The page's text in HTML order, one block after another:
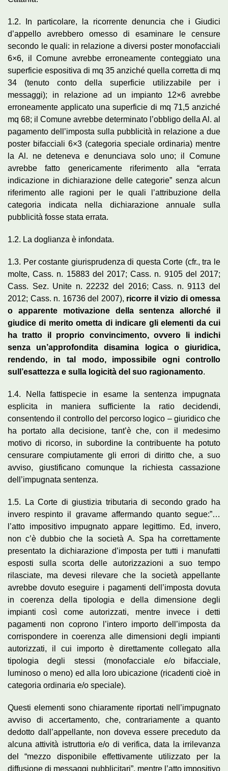
1.2. In particolare, la ricorrente denuncia che i Giudici
d’appello avrebbero omesso di esaminare le censure
secondo le quali: in relazione a diversi poster monofacciali
6×6, il Comune avrebbe erroneamente conteggiato una
superficie espositiva di mq 35 anziché quella corretta di mq
34 (tenuto conto della superficie utilizzabile per i
messaggi); in relazione ad un impianto 12×6 avrebbe
erroneamente applicato una superficie di mq 71,5 anziché
mq 68; il Comune avrebbe determinato l’obbligo della Al. al
pagamento dell’imposta sulla pubblicità in relazione a due
poster bifacciali 6×3 (categoria speciale ordinaria) mentre
la Al. ne deteneva e denunciava solo uno; il Comune
avrebbe fatto genericamente riferimento alla “errata
indicazione in dichiarazione delle categorie” senza alcun
riferimento alle ragioni per le quali l’attribuzione della
categoria indicata nella dichiarazione annuale sulla
pubblicità fosse stata errata.
1.2. La doglianza è infondata.
1.3. Per costante giurisprudenza di questa Corte (cfr., tra le
molte, Cass. n. 15883 del 2017; Cass. n. 9105 del 2017;
Cass. Sez. Unite n. 22232 del 2016; Cass. n. 9113 del
2012; Cass. n. 16736 del 2007), ricorre il vizio di omessa
o apparente motivazione della sentenza allorché il
giudice di merito ometta di indicare gli elementi da cui
ha tratto il proprio convincimento, ovvero li indichi
senza un’approfondita disamina logica o giuridica,
rendendo, in tal modo, impossibile ogni controllo
sull’esattezza e sulla logicità del suo ragionamento.
1.4. Nella fattispecie in esame la sentenza impugnata
esplicita in maniera sufficiente la ratio decidendi,
consentendo il controllo del percorso logico – giuridico che
ha portato alla decisione, tant’è che, con il medesimo
motivo di ricorso, in subordine la contribuente ha potuto
censurare compiutamente gli errori di diritto che, a suo
avviso, giustificano comunque la richiesta cassazione
dell’impugnata sentenza.
1.5. La Corte di giustizia tributaria di secondo grado ha
invero respinto il gravame affermando quanto segue:”…
l’atto impositivo impugnato appare legittimo. Ed, invero,
non c’è dubbio che la società A. Spa ha correttamente
presentato la dichiarazione d’imposta per tutti i manufatti
esposti sulla scorta delle autorizzazioni a suo tempo
rilasciate, ma devesi rilevare che la società appellante
avrebbe dovuto eseguire i pagamenti dell’imposta dovuta
in coerenza della tipologia e della dimensione degli
impianti così come autorizzati, mentre invece i detti
pagamenti non coprono l’intero importo dell’imposta da
corrispondere in coerenza alle dimensioni degli impianti
autorizzati, il cui importo è direttamente collegato alla
tipologia degli stessi (monofacciale e/o bifacciale,
luminoso o meno) ed alla loro ubicazione (ricadenti cioè in
categoria ordinaria e/o speciale).
Questi elementi sono chiaramente riportati nell’impugnato
avviso di accertamento, che, contrariamente a quanto
dedotto dall’appellante, non doveva essere preceduto da
alcuna attività istruttoria e/o di verifica, data la irrilevanza
del “mezzo disponibile effettivamente utilizzato per la
diffusione di messaggi pubblicitari”, mentre l’atto impositivo